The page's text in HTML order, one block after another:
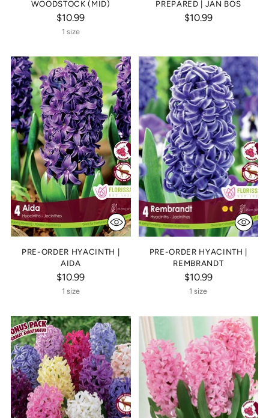
WOODSTOCK (MID)
$10.99
1 size
PREPARED | JAN BOS
$10.99
PRE-ORDER HYACINTH |
AIDA
$10.99
1 size
PRE-ORDER HYACINTH |
REMBRANDT
$10.99
1 size